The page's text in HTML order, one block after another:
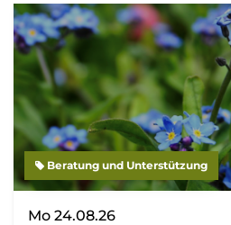
Beratung und Unterstützung
Mo 24.08.26